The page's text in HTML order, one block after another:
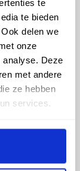
te
te bieden
delen we
onze
analyse. Deze
met andere
ze hebben
services.